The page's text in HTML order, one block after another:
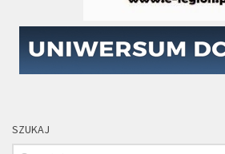
SZUKAJ